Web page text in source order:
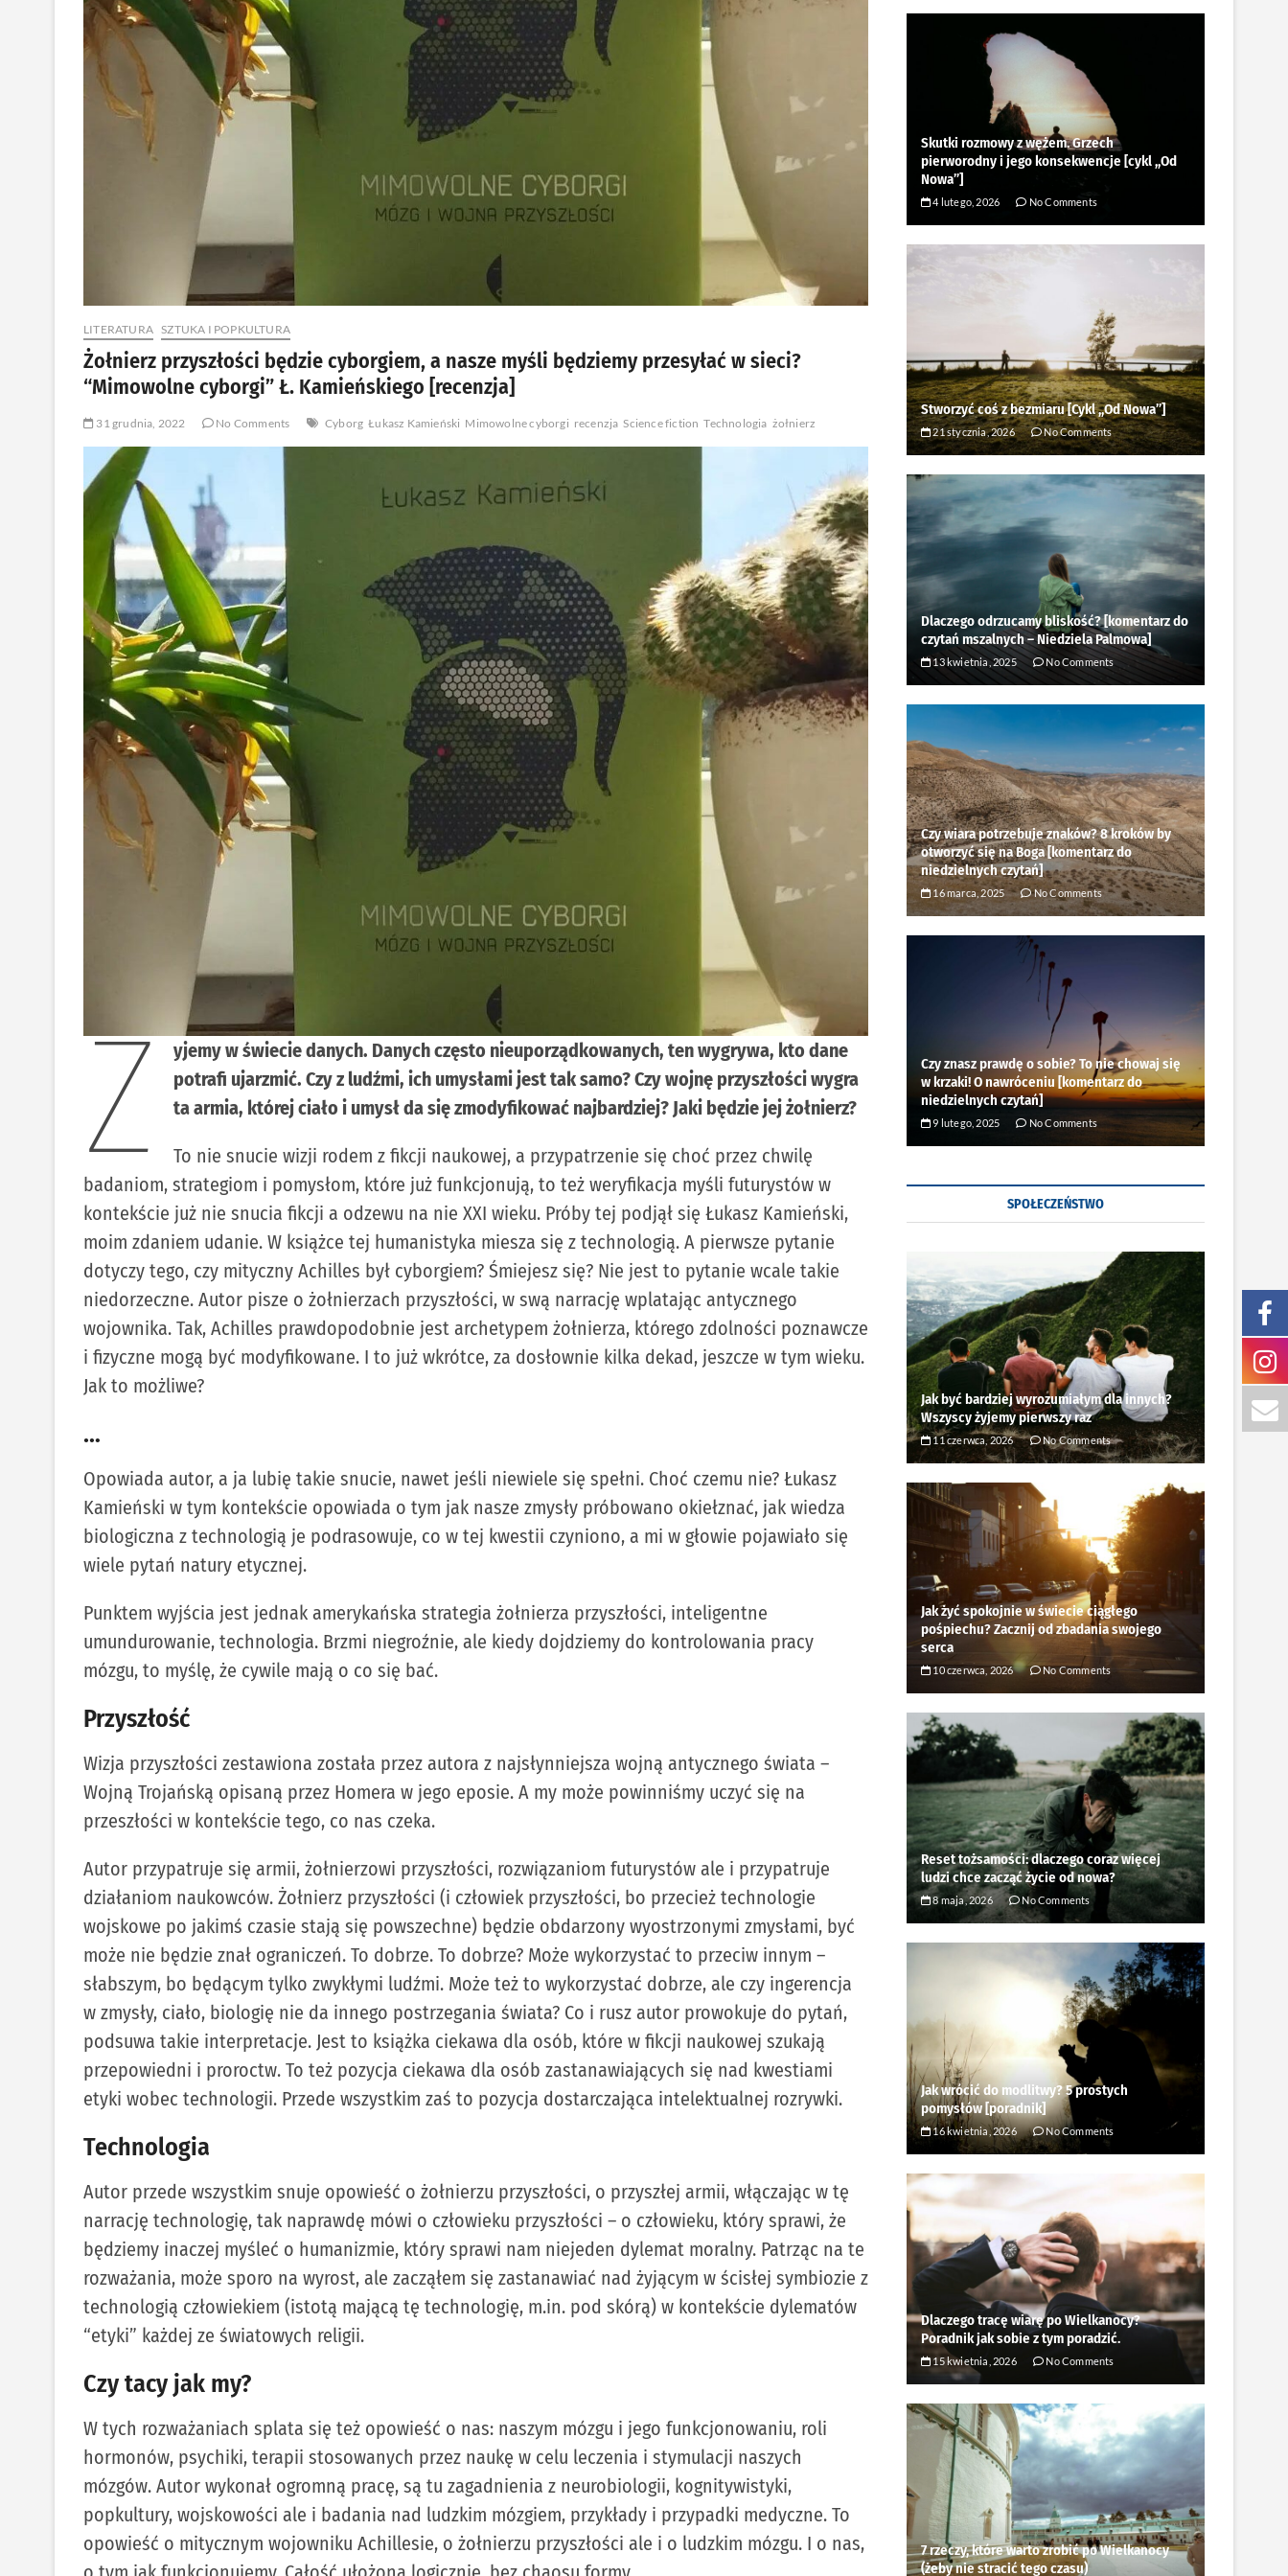
LITERATURA SZTUKA I POPKULTURA
Żołnierz przyszłości będzie cyborgiem, a nasze myśli będziemy przesyłać w sieci?
“Mimowolne cyborgi” Ł. Kamieńskiego [recenzja]
31 grudnia, 2022 No Comments Cyborg Łukasz Kamieński Mimowolne cyborgi recenzja Science fiction Technologia żołnierz
Ż
yjemy w świecie danych. Danych często nieuporządkowanych, ten wygrywa, kto dane
potrafi ujarzmić. Czy z ludźmi, ich umysłami jest tak samo? Czy wojnę przyszłości wygra
ta armia, której ciało i umysł da się zmodyfikować najbardziej? Jaki będzie jej żołnierz?
To nie snucie wizji rodem z fikcji naukowej, a przypatrzenie się choć przez chwilę
badaniom, strategiom i pomysłom, które już funkcjonują, to też weryfikacja myśli futurystów w
kontekście już nie snucia fikcji a odzewu na nie XXI wieku. Próby tej podjął się Łukasz Kamieński,
moim zdaniem udanie. W książce tej humanistyka miesza się z technologią. A pierwsze pytanie
dotyczy tego, czy mityczny Achilles był cyborgiem? Śmiejesz się? Nie jest to pytanie wcale takie
niedorzeczne. Autor pisze o żołnierzach przyszłości, w swą narrację wplatając antycznego
wojownika. Tak, Achilles prawdopodobnie jest archetypem żołnierza, którego zdolności poznawcze
i fizyczne mogą być modyfikowane. I to już wkrótce, za dosłownie kilka dekad, jeszcze w tym wieku.
Jak to możliwe?
…
Opowiada autor, a ja lubię takie snucie, nawet jeśli niewiele się spełni. Choć czemu nie? Łukasz
Kamieński w tym kontekście opowiada o tym jak nasze zmysły próbowano okiełznać, jak wiedza
biologiczna z technologią je podrasowuje, co w tej kwestii czyniono, a mi w głowie pojawiało się
wiele pytań natury etycznej.
Punktem wyjścia jest jednak amerykańska strategia żołnierza przyszłości, inteligentne
umundurowanie, technologia. Brzmi niegroźnie, ale kiedy dojdziemy do kontrolowania pracy
mózgu, to myślę, że cywile mają o co się bać.
Przyszłość
Wizja przyszłości zestawiona została przez autora z najsłynniejsza wojną antycznego świata –
Wojną Trojańską opisaną przez Homera w jego eposie. A my może powinniśmy uczyć się na
przeszłości w kontekście tego, co nas czeka.
Autor przypatruje się armii, żołnierzowi przyszłości, rozwiązaniom futurystów ale i przypatruje
działaniom naukowców. Żołnierz przyszłości (i człowiek przyszłości, bo przecież technologie
wojskowe po jakimś czasie stają się powszechne) będzie obdarzony wyostrzonymi zmysłami, być
może nie będzie znał ograniczeń. To dobrze. To dobrze? Może wykorzystać to przeciw innym –
słabszym, bo będącym tylko zwykłymi ludźmi. Może też to wykorzystać dobrze, ale czy ingerencja
w zmysły, ciało, biologię nie da innego postrzegania świata? Co i rusz autor prowokuje do pytań,
podsuwa takie interpretacje. Jest to książka ciekawa dla osób, które w fikcji naukowej szukają
przepowiedni i proroctw. To też pozycja ciekawa dla osób zastanawiających się nad kwestiami
etyki wobec technologii. Przede wszystkim zaś to pozycja dostarczająca intelektualnej rozrywki.
Technologia
Autor przede wszystkim snuje opowieść o żołnierzu przyszłości, o przyszłej armii, włączając w tę
narrację technologię, tak naprawdę mówi o człowieku przyszłości – o człowieku, który sprawi, że
będziemy inaczej myśleć o humanizmie, który sprawi nam niejeden dylemat moralny. Patrząc na te
rozważania, może sporo na wyrost, ale zacząłem się zastanawiać nad żyjącym w ścisłej symbiozie z
technologią człowiekiem (istotą mającą tę technologię, m.in. pod skórą) w kontekście dylematów
“etyki” każdej ze światowych religii.
Czy tacy jak my?
W tych rozważaniach splata się też opowieść o nas: naszym mózgu i jego funkcjonowaniu, roli
hormonów, psychiki, terapii stosowanych przez naukę w celu leczenia i stymulacji naszych
mózgów. Autor wykonał ogromną pracę, są tu zagadnienia z neurobiologii, kognitywistyki,
popkultury, wojskowości ale i badania nad ludzkim mózgiem, przykłady i przypadki medyczne. To
opowieść o mitycznym wojowniku Achillesie, o żołnierzu przyszłości ale i o ludzkim mózgu. I o nas,
Skutki rozmowy z wężem. Grzech
pierworodny i jego konsekwencje [cykl ,,Od
Nowa”]
4 lutego, 2026 No Comments
Stworzyć coś z bezmiaru [Cykl ,,Od Nowa”]
21 stycznia, 2026 No Comments
Dlaczego odrzucamy bliskość? [komentarz do
czytań mszalnych – Niedziela Palmowa]
13 kwietnia, 2025 No Comments
Czy wiara potrzebuje znaków? 8 kroków by
otworzyć się na Boga [komentarz do
niedzielnych czytań]
16 marca, 2025 No Comments
Czy znasz prawdę o sobie? To nie chowaj się
w krzaki! O nawróceniu [komentarz do
niedzielnych czytań]
9 lutego, 2025 No Comments
SPOŁECZEŃSTWO
Jak być bardziej wyrozumiałym dla innych?
Wszyscy żyjemy pierwszy raz
11 czerwca, 2026 No Comments
Jak żyć spokojnie w świecie ciągłego
pośpiechu? Zacznij od zbadania swojego
serca
10 czerwca, 2026 No Comments
Reset tożsamości: dlaczego coraz więcej
ludzi chce zacząć życie od nowa?
8 maja, 2026 No Comments
Jak wrócić do modlitwy? 5 prostych
pomysłów [poradnik]
16 kwietnia, 2026 No Comments
Dlaczego tracę wiarę po Wielkanocy?
Poradnik jak sobie z tym poradzić.
15 kwietnia, 2026 No Comments
7 rzeczy, które warto zrobić po Wielkanocy
(żeby nie stracić tego czasu)